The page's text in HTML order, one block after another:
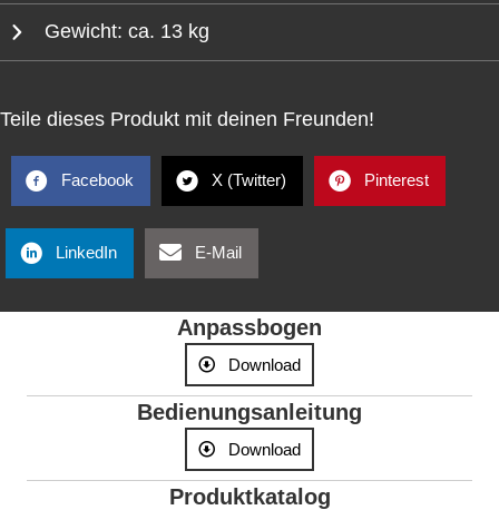
Gewicht: ca. 13 kg
Teile dieses Produkt mit deinen Freunden!
Facebook X (Twitter) Pinterest
LinkedIn E-Mail
Anpass­bogen
Download
Bedienungs­anleitung
Download
Produkt­katalog